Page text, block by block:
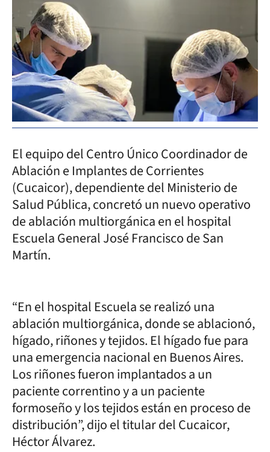
El equipo del Centro Único Coordinador de
Ablación e Implantes de Corrientes
(Cucaicor), dependiente del Ministerio de
Salud Pública, concretó un nuevo operativo
de ablación multiorgánica en el hospital
Escuela General José Francisco de San
Martín.
“En el hospital Escuela se realizó una
ablación multiorgánica, donde se ablacionó,
hígado, riñones y tejidos. El hígado fue para
una emergencia nacional en Buenos Aires.
Los riñones fueron implantados a un
paciente correntino y a un paciente
formoseño y los tejidos están en proceso de
distribución”, dijo el titular del Cucaicor,
Héctor Álvarez.